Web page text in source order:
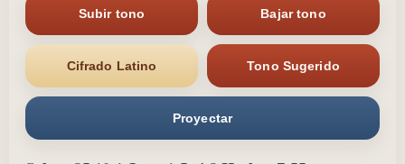
Subir tono Bajar tono
Cifrado Latino Tono Sugerido
Proyectar